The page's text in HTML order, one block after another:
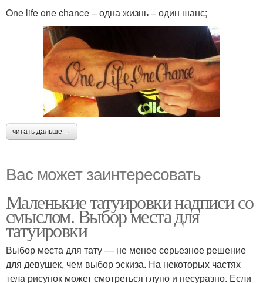
One life one chance – одна жизнь – один шанс;
читать дальше →
Вас может заинтересовать
Маленькие татуировки надписи со
смыслом. Выбор места для
татуировки
Выбор места для тату — не менее серьезное решение
для девушек, чем выбор эскиза. На некоторых частях
тела рисунок может смотреться глупо и несуразно. Если